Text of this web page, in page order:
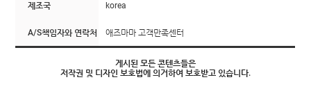
제조국 korea
A/S책임자와 연락처 애즈마마 고객만족센터
게시된 모든 콘텐츠들은
저작권 및 디자인 보호법에 의거하여 보호받고 있습니다.